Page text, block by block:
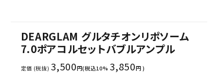
DEARGLAM グルタチオンリポソーム
7.0ポアコルセットバブルアンプル
定価 (税抜) 3,500円(税込10% 3,850円 )